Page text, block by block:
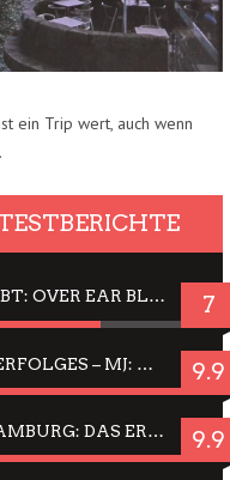
ein Trip wert, auch wenn
JBL TUNE 720BT: OVER EAR BLUETOOTH KOPFHÖRER UM DIE 50,-€ IM DAUER-TEST 7
WEGEN DES ERFOLGES – MJ: MICHAEL JACKSON MUSICAL IN EINER MATINEE SEHEN 9.9
JELLYFISH HAMBURG: DAS ERFOLGREICHE SOMMER-MENÜ 2025 IN GEFÜHLEN UND BILDERN 9.9